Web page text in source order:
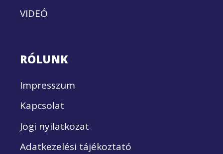
VIDEÓ
RÓLUNK
Impresszum
Kapcsolat
Jogi nyilatkozat
Adatkezelési tájékoztató